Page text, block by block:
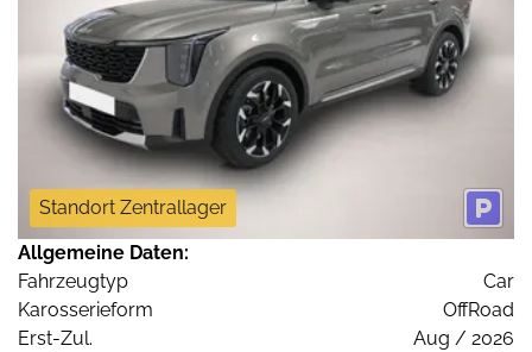
Standort Zentrallager
Allgemeine Daten:
Fahrzeugtyp
Car
Karosserieform
OffRoad
Erst-Zul.
Aug / 2026